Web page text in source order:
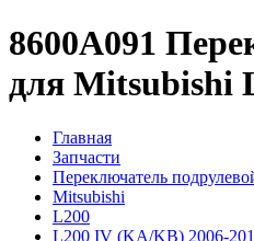
8600A091
для Mitsubishi
Главная
Запчасти
Переключатель
Mitsubishi
L200
L200 IV (KA/KB) 2006-